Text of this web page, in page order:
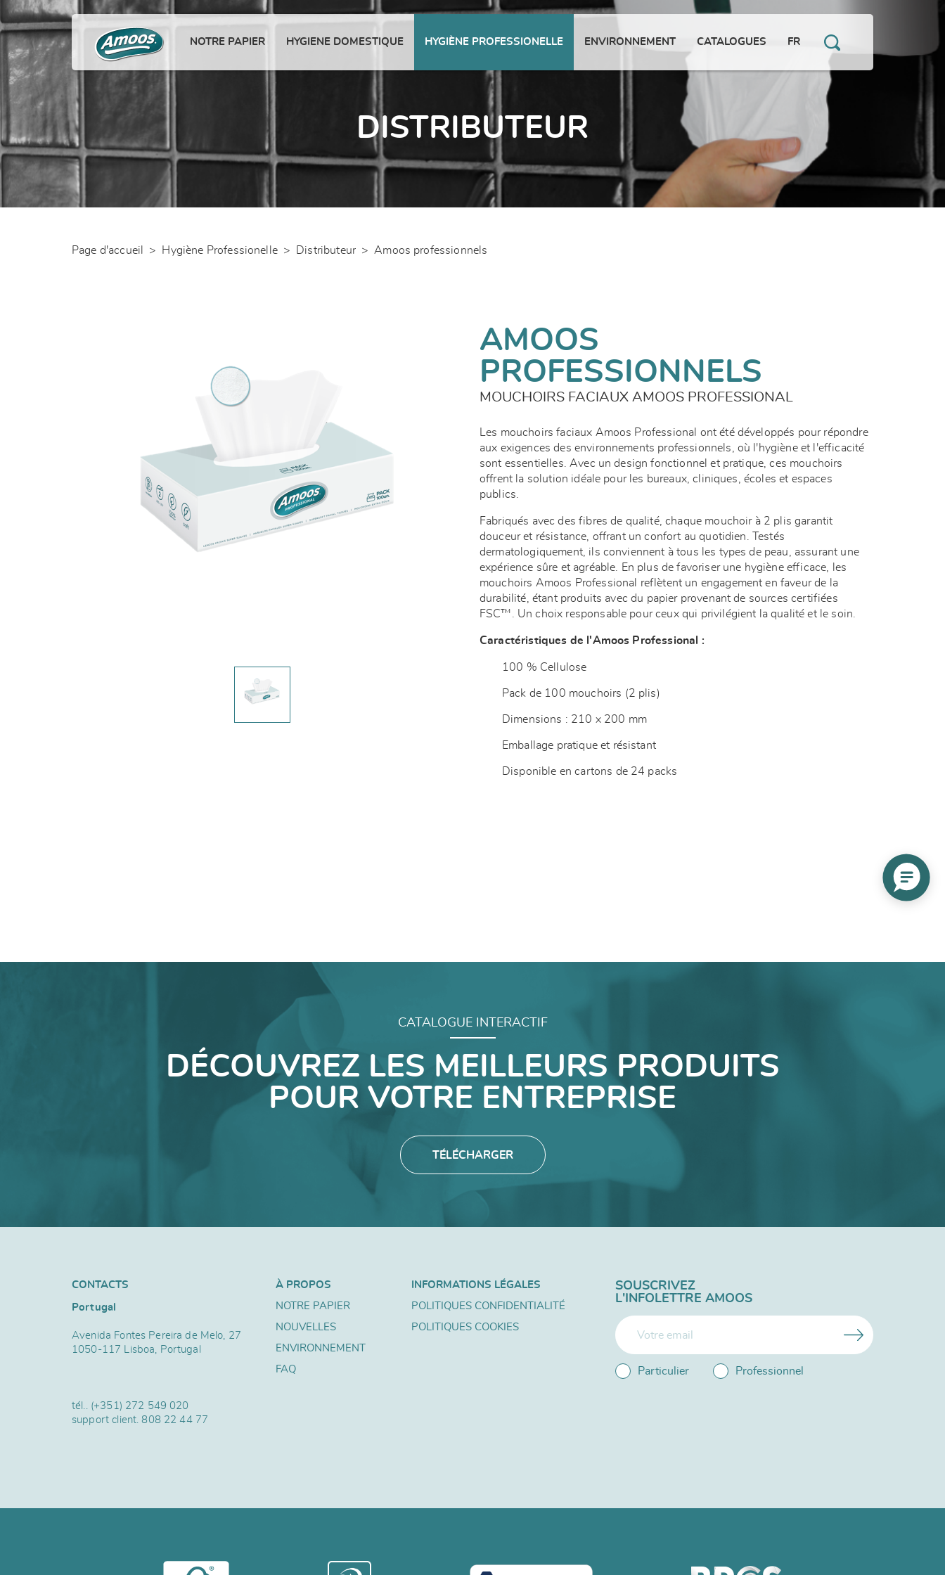
NOTRE PAPIER HYGIENE DOMESTIQUE HYGIÈNE PROFESSIONELLE ENVIRONNEMENT CATALOGUES FR
DISTRIBUTEUR
Page d'accueil > Hygiène Professionelle > Distributeur > Amoos professionnels
AMOOS
PROFESSIONNELS
MOUCHOIRS FACIAUX AMOOS PROFESSIONAL
Les mouchoirs faciaux Amoos Professional ont été développés pour répondre
aux exigences des environnements professionnels, où l'hygiène et l'efficacité
sont essentielles. Avec un design fonctionnel et pratique, ces mouchoirs
offrent la solution idéale pour les bureaux, cliniques, écoles et espaces
publics.
Fabriqués avec des fibres de qualité, chaque mouchoir à 2 plis garantit
douceur et résistance, offrant un confort au quotidien. Testés
dermatologiquement, ils conviennent à tous les types de peau, assurant une
expérience sûre et agréable. En plus de favoriser une hygiène efficace, les
mouchoirs Amoos Professional reflètent un engagement en faveur de la
durabilité, étant produits avec du papier provenant de sources certifiées
FSC™. Un choix responsable pour ceux qui privilégient la qualité et le soin.
Caractéristiques de l'Amoos Professional :
100 % Cellulose
Pack de 100 mouchoirs (2 plis)
Dimensions : 210 x 200 mm
Emballage pratique et résistant
Disponible en cartons de 24 packs
CATALOGUE INTERACTIF
DÉCOUVREZ LES MEILLEURS PRODUITS
POUR VOTRE ENTREPRISE
TÉLÉCHARGER
CONTACTS
Portugal
Avenida Fontes Pereira de Melo, 27
1050-117 Lisboa, Portugal
tél.. (+351) 272 549 020
support client.808 22 44 77
À PROPOS
NOTRE PAPIER
NOUVELLES
ENVIRONNEMENT
FAQ
INFORMATIONS LÉGALES
POLITIQUES CONFIDENTIALITÉ
POLITIQUES COOKIES
SOUSCRIVEZ
L'INFOLETTRE AMOOS
Particulier Professionnel